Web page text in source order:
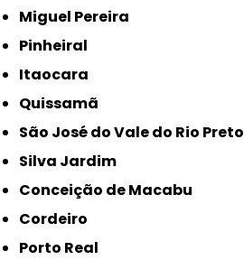
Miguel Pereira
Pinheiral
Itaocara
Quissamã
São José do Vale do Rio Preto
Silva Jardim
Conceição de Macabu
Cordeiro
Porto Real